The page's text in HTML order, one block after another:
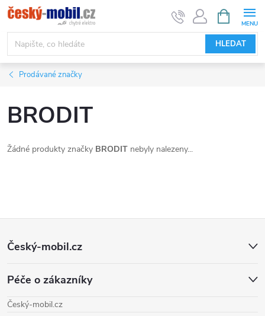
Přejít
na
obsah
HLEDAT
NÁKUPNÍ
KOŠÍK
Prodávané značky
BRODIT
Žádné produkty značky BRODIT nebyly nalezeny...
Z
p
Český-mobil.cz
Péče o zákazníky
Český-mobil.cz